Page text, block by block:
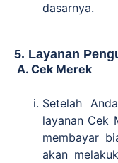
dasarnya.
5. Layanan
A. Cek Merek
Setelah
layanan Cek
membayar
akan